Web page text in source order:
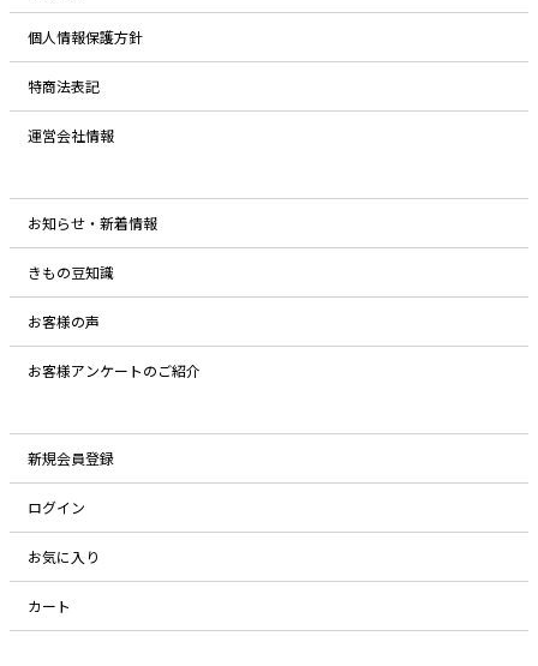
個人情報保護方針
特商法表記
運営会社情報
お知らせ・新着情報
きもの豆知識
お客様の声
お客様アンケートのご紹介
新規会員登録
ログイン
お気に入り
カート